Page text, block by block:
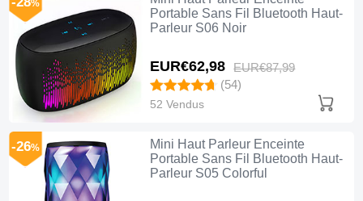
Portable Sans Fil Bluetooth Haut-
Parleur S06 Noir
EUR€62,98 EUR€87,99
%
(54)
52 Vendus
Mini Haut Parleur Enceinte
Portable Sans Fil Bluetooth Haut-
Parleur S05 Colorful
-26%